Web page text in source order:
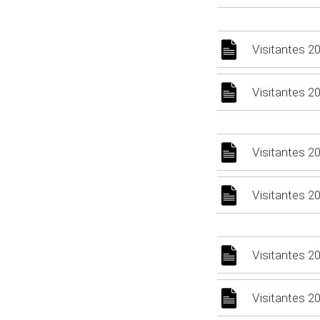
Visitantes
Visitantes
Visitantes
Visitantes
Visitantes
Visitantes